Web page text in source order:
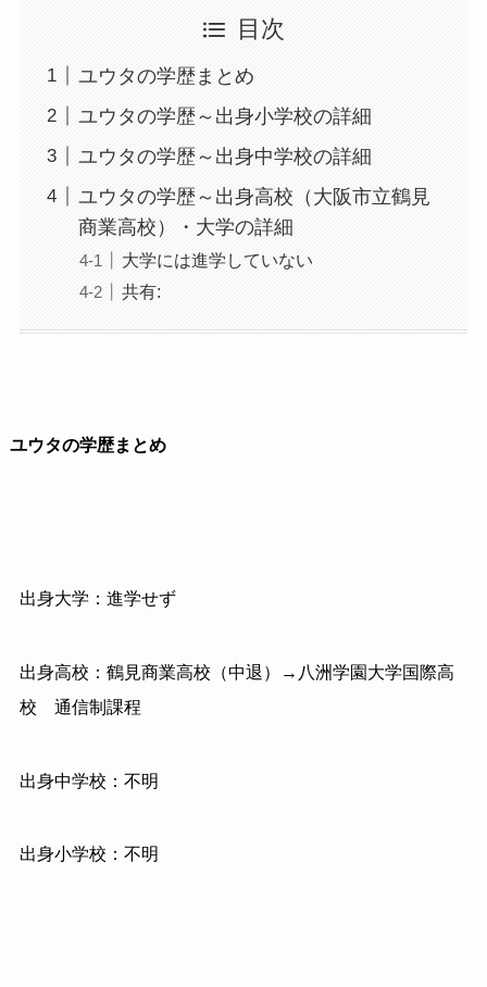
目次
ユウタの学歴まとめ
ユウタの学歴～出身小学校の詳細
ユウタの学歴～出身中学校の詳細
ユウタの学歴～出身高校（大阪市立鶴見
商業高校）・大学の詳細
大学には進学していない
共有:
ユウタの学歴まとめ
出身大学：進学せず
出身高校：鶴見商業高校（中退）→八洲学園大学国際高
校 通信制課程
出身中学校：不明
出身小学校：不明